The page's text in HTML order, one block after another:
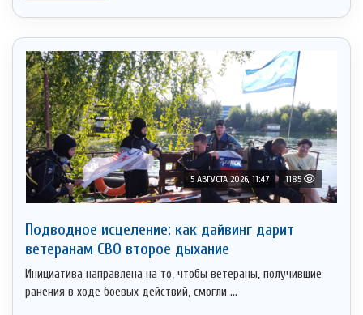
5 АВГУСТА 2026, 11:47 1185
Подводное исцеление: как дайвинг дарит
ветеранам СВО второе дыхание
Инициатива направлена на то, чтобы ветераны, получившие
ранения в ходе боевых действий, смогли ...